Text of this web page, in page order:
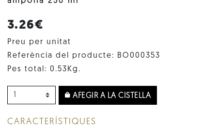
3.26€
Preu per unitat
Referència del producte: BO000353
Pes total: 0.53Kg.
AFEGIR A LA CISTELLA
CARACTERÍSTIQUES